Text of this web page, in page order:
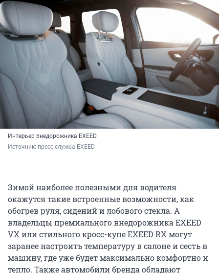
Интерьер внедорожника EXEED
Источник: пресс-служба EXEED
Зимой наиболее полезными для водителя
окажутся такие встроенные возможности, как
обогрев руля, сидений и лобового стекла. А
владельцы премиального внедорожника EXEED
VX или стильного кросс-купе EXEED RX могут
заранее настроить температуру в салоне и сесть в
машину, где уже будет максимально комфортно и
тепло. Также автомобили бренда обладают